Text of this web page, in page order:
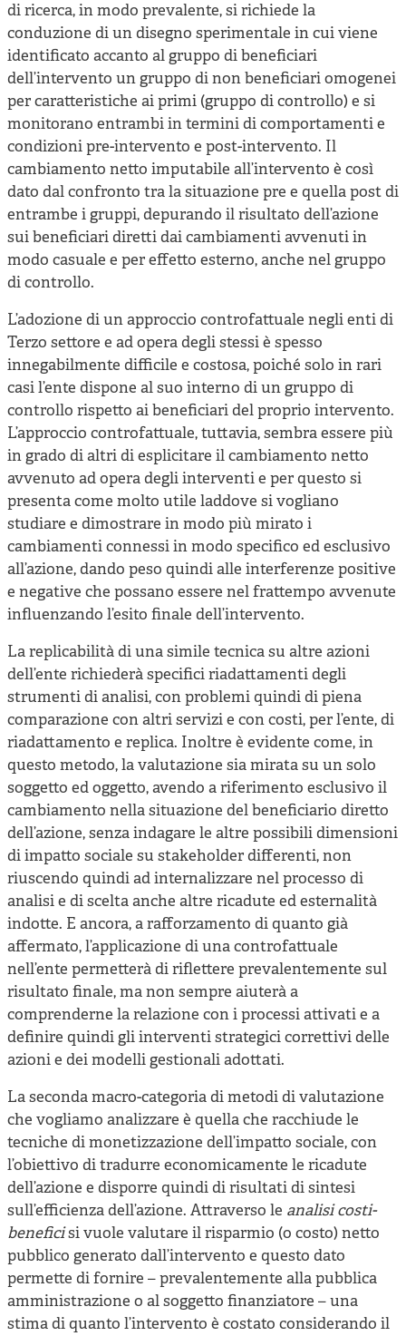
di ricerca, in modo prevalente, si richiede la
conduzione di un disegno sperimentale in cui viene
identificato accanto al gruppo di beneficiari
dell’intervento un gruppo di non beneficiari omogenei
per caratteristiche ai primi (gruppo di controllo) e si
monitorano entrambi in termini di comportamenti e
condizioni pre-intervento e post-intervento. Il
cambiamento netto imputabile all’intervento è così
dato dal confronto tra la situazione pre e quella post di
entrambe i gruppi, depurando il risultato dell’azione
sui beneficiari diretti dai cambiamenti avvenuti in
modo casuale e per effetto esterno, anche nel gruppo
di controllo.
L’adozione di un approccio controfattuale negli enti di
Terzo settore e ad opera degli stessi è spesso
innegabilmente difficile e costosa, poiché solo in rari
casi l’ente dispone al suo interno di un gruppo di
controllo rispetto ai beneficiari del proprio intervento.
L’approccio controfattuale, tuttavia, sembra essere più
in grado di altri di esplicitare il cambiamento netto
avvenuto ad opera degli interventi e per questo si
presenta come molto utile laddove si vogliano
studiare e dimostrare in modo più mirato i
cambiamenti connessi in modo specifico ed esclusivo
all’azione, dando peso quindi alle interferenze positive
e negative che possano essere nel frattempo avvenute
influenzando l’esito finale dell’intervento.
La replicabilità di una simile tecnica su altre azioni
dell’ente richiederà specifici riadattamenti degli
strumenti di analisi, con problemi quindi di piena
comparazione con altri servizi e con costi, per l’ente, di
riadattamento e replica. Inoltre è evidente come, in
questo metodo, la valutazione sia mirata su un solo
soggetto ed oggetto, avendo a riferimento esclusivo il
cambiamento nella situazione del beneficiario diretto
dell’azione, senza indagare le altre possibili dimensioni
di impatto sociale su stakeholder differenti, non
riuscendo quindi ad internalizzare nel processo di
analisi e di scelta anche altre ricadute ed esternalità
indotte. E ancora, a rafforzamento di quanto già
affermato, l’applicazione di una controfattuale
nell’ente permetterà di riflettere prevalentemente sul
risultato finale, ma non sempre aiuterà a
comprenderne la relazione con i processi attivati e a
definire quindi gli interventi strategici correttivi delle
azioni e dei modelli gestionali adottati.
La seconda macro-categoria di metodi di valutazione
che vogliamo analizzare è quella che racchiude le
tecniche di monetizzazione dell’impatto sociale, con
l’obiettivo di tradurre economicamente le ricadute
dell’azione e disporre quindi di risultati di sintesi
sull’efficienza dell’azione. Attraverso le analisi costi-
beneficisi vuole valutare il risparmio (o costo) netto
pubblico generato dall’intervento e questo dato
permette di fornire – prevalentemente alla pubblica
amministrazione o al soggetto finanziatore – una
stima di quanto l’intervento è costato considerando il